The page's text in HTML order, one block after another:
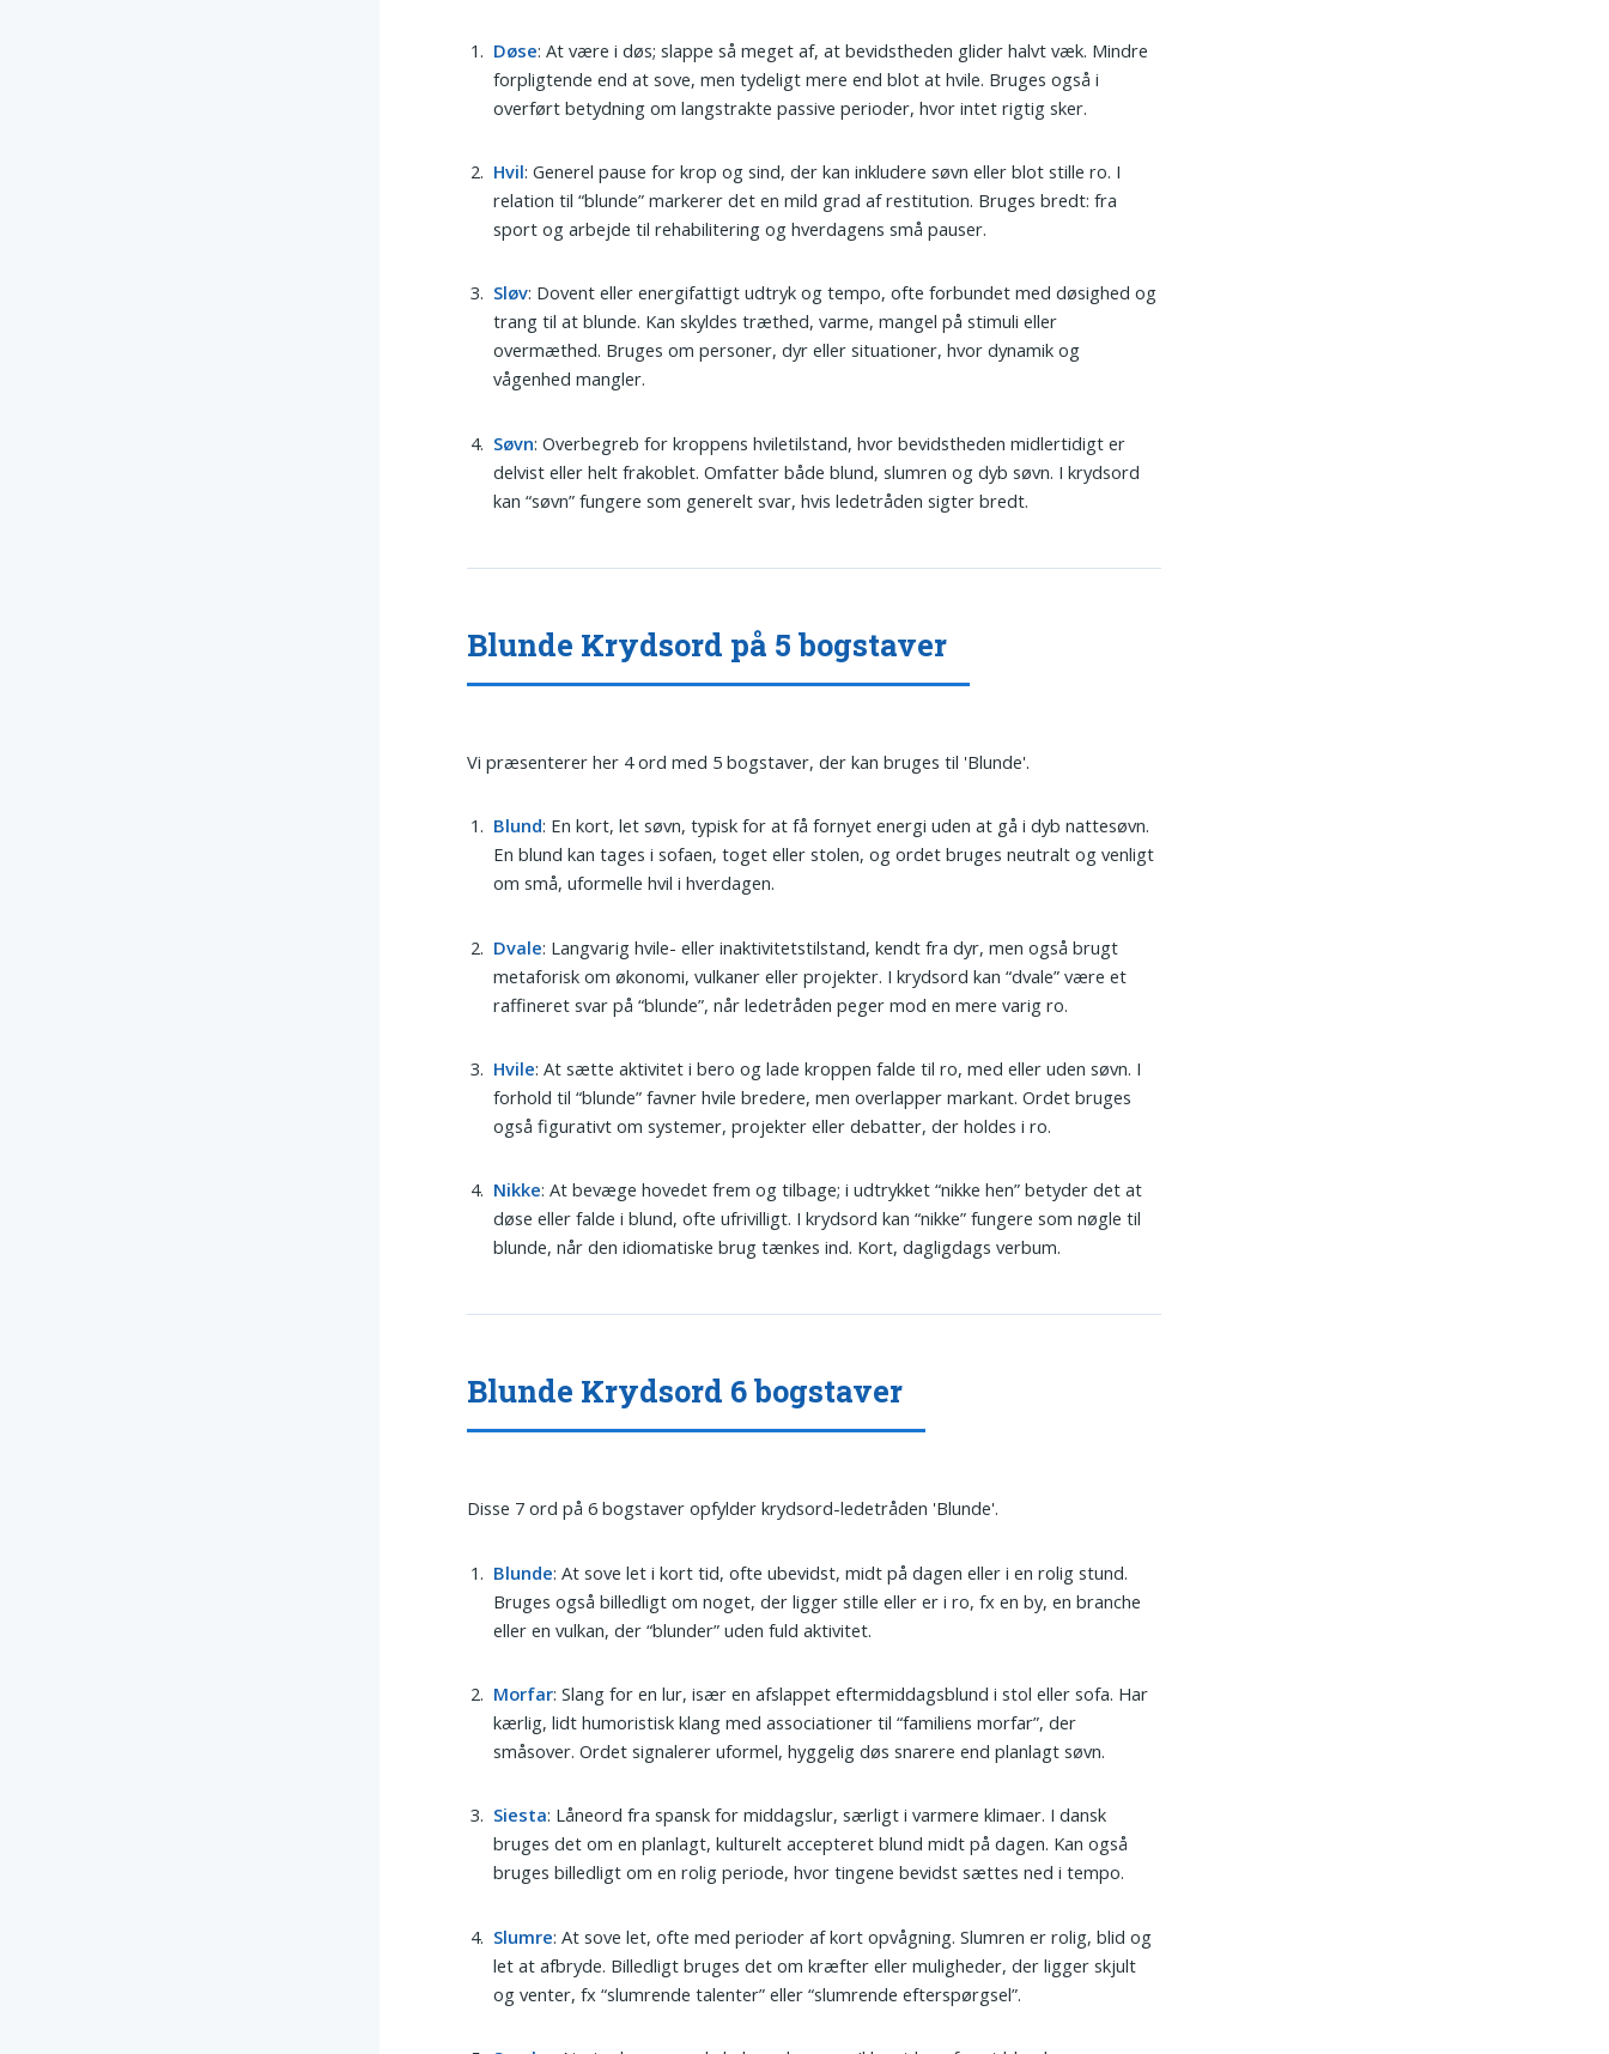
Døse: At være i døs; slappe så meget af, at bevidstheden glider halvt væk. Mindre
forpligtende end at sove, men tydeligt mere end blot at hvile. Bruges også i
overført betydning om langstrakte passive perioder, hvor intet rigtig sker.
Hvil: Generel pause for krop og sind, der kan inkludere søvn eller blot stille ro. I
relation til “blunde” markerer det en mild grad af restitution. Bruges bredt: fra
sport og arbejde til rehabilitering og hverdagens små pauser.
Sløv: Dovent eller energifattigt udtryk og tempo, ofte forbundet med døsighed og
trang til at blunde. Kan skyldes træthed, varme, mangel på stimuli eller
overmæthed. Bruges om personer, dyr eller situationer, hvor dynamik og
vågenhed mangler.
Søvn: Overbegreb for kroppens hviletilstand, hvor bevidstheden midlertidigt er
delvist eller helt frakoblet. Omfatter både blund, slumren og dyb søvn. I krydsord
kan “søvn” fungere som generelt svar, hvis ledetråden sigter bredt.
Blunde Krydsord på 5 bogstaver
Vi præsenterer her 4 ord med 5 bogstaver, der kan bruges til 'Blunde'.
Blund: En kort, let søvn, typisk for at få fornyet energi uden at gå i dyb nattesøvn.
En blund kan tages i sofaen, toget eller stolen, og ordet bruges neutralt og venligt
om små, uformelle hvil i hverdagen.
Dvale: Langvarig hvile- eller inaktivitetstilstand, kendt fra dyr, men også brugt
metaforisk om økonomi, vulkaner eller projekter. I krydsord kan “dvale” være et
raffineret svar på “blunde”, når ledetråden peger mod en mere varig ro.
Hvile: At sætte aktivitet i bero og lade kroppen falde til ro, med eller uden søvn. I
forhold til “blunde” favner hvile bredere, men overlapper markant. Ordet bruges
også figurativt om systemer, projekter eller debatter, der holdes i ro.
Nikke: At bevæge hovedet frem og tilbage; i udtrykket “nikke hen” betyder det at
døse eller falde i blund, ofte ufrivilligt. I krydsord kan “nikke” fungere som nøgle til
blunde, når den idiomatiske brug tænkes ind. Kort, dagligdags verbum.
Blunde Krydsord 6 bogstaver
Disse 7 ord på 6 bogstaver opfylder krydsord-ledetråden 'Blunde'.
Blunde: At sove let i kort tid, ofte ubevidst, midt på dagen eller i en rolig stund.
Bruges også billedligt om noget, der ligger stille eller er i ro, fx en by, en branche
eller en vulkan, der “blunder” uden fuld aktivitet.
Morfar: Slang for en lur, især en afslappet eftermiddagsblund i stol eller sofa. Har
kærlig, lidt humoristisk klang med associationer til “familiens morfar”, der
småsover. Ordet signalerer uformel, hyggelig døs snarere end planlagt søvn.
Siesta: Låneord fra spansk for middagslur, særligt i varmere klimaer. I dansk
bruges det om en planlagt, kulturelt accepteret blund midt på dagen. Kan også
bruges billedligt om en rolig periode, hvor tingene bevidst sættes ned i tempo.
Slumre: At sove let, ofte med perioder af kort opvågning. Slumren er rolig, blid og
let at afbryde. Billedligt bruges det om kræfter eller muligheder, der ligger skjult
og venter, fx “slumrende talenter” eller “slumrende efterspørgsel”.